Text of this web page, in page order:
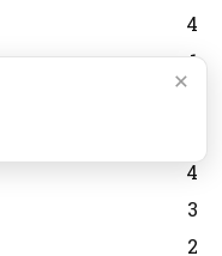
4
1
4
3
2
×